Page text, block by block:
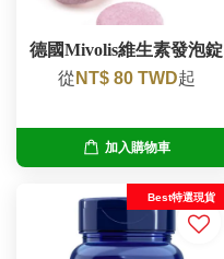
德國Mivolis維生素發泡錠
從 NT$ 80 TWD起
加入購物車
Best特選現貨